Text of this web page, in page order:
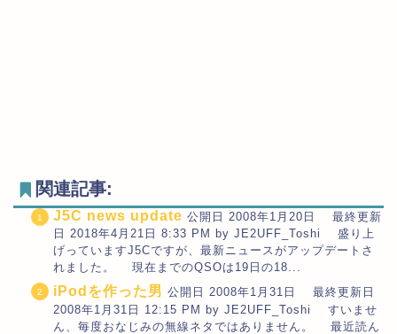
関連記事:
J5C news update 公開日 2008年1月20日 最終更新
日 2018年4月21日 8:33 PM by JE2UFF_Toshi 盛り上
げっていますJ5Cですが、最新ニュースがアップデートさ
れました。 現在までのQSOは19日の18...
iPodを作った男 公開日 2008年1月31日 最終更新日
2008年1月31日 12:15 PM by JE2UFF_Toshi すいませ
ん、毎度おなじみの無線ネタではありません。 最近読ん